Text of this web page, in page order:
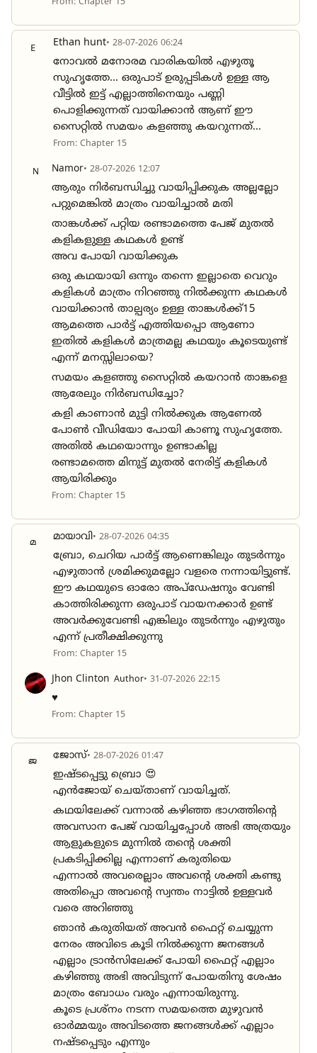
E Ethan hunt• 28-07-2026 06:24
നോവൽ മനോരമ വാരികയിൽ എഴുതൂ
സുഹൃത്തേ... ഒരുപാട് ഉരുപ്പടികൾ ഉള്ള ആ
വീട്ടിൽ ഇട്ട് എല്ലാത്തിനെയും പണ്ണി
പൊളിക്കുന്നത് വായിക്കാൻ ആണ് ഈ
സൈറ്റിൽ സമയം കളഞ്ഞു കയറുന്നത്...
From: Chapter 15
N Namor• 28-07-2026 12:07
ആരും നിർബന്ധിച്ചു വായിപ്പിക്കുക അല്ലല്ലോ
പറ്റുമെങ്കിൽ മാത്രം വായിച്ചാൽ മതി
താങ്കൾക്ക് പറ്റിയ രണ്ടാമത്തെ പേജ് മുതൽ
കളികളുള്ള കഥകൾ ഉണ്ട്
അവ പോയി വായിക്കുക
ഒരു കഥയായി ഒന്നും തന്നെ ഇല്ലാതെ വെറും
കളികൾ മാത്രം നിറഞ്ഞു നിൽക്കുന്ന കഥകൾ
വായിക്കാൻ താല്പര്യം ഉള്ള താങ്കൾക്ക്15
ആമത്തെ പാർട്ട്‌ എത്തിയപ്പൊ ആണോ
ഇതിൽ കളികൾ മാത്രമല്ല കഥയും കൂടെയുണ്ട്
എന്ന് മനസ്സിലായെ?
സമയം കളഞ്ഞു സൈറ്റിൽ കയറാൻ താങ്കളെ
ആരേലും നിർബന്ധിച്ചോ?
കളി കാണാൻ മുട്ടി നിൽക്കുക ആണേൽ
പോൺ വീഡിയോ പോയി കാണൂ സുഹൃത്തേ.
അതിൽ കഥയൊന്നും ഉണ്ടാകില്ല
രണ്ടാമത്തെ മിനുട്ട് മുതൽ നേരിട്ട് കളികൾ
ആയിരിക്കും
From: Chapter 15
മ മായാവി• 28-07-2026 04:35
ബ്രോ, ചെറിയ പാർട്ട് ആണെങ്കിലും തുടർന്നും
എഴുതാൻ ശ്രമിക്കുമല്ലോ വളരെ നന്നായിട്ടുണ്ട്.
ഈ കഥയുടെ ഓരോ അപ്ഡേഷനും വേണ്ടി
കാത്തിരിക്കുന്ന ഒരുപാട് വായനക്കാർ ഉണ്ട്
അവർക്കുവേണ്ടി എങ്കിലും തുടർന്നും എഴുതും
എന്ന് പ്രതീക്ഷിക്കുന്നു
From: Chapter 15
Jhon Clinton Author• 31-07-2026 22:15
♥️
From: Chapter 15
ജ ജോസ്• 28-07-2026 01:47
ഇഷ്ടപ്പെട്ടു ബ്രൊ 😍
എൻജോയ് ചെയ്താണ് വായിച്ചത്.
കഥയിലേക്ക് വന്നാൽ കഴിഞ്ഞ ഭാഗത്തിന്റെ
അവസാന പേജ് വായിച്ചപ്പോൾ അഭി അത്രയും
ആളുകളുടെ മുന്നിൽ തന്റെ ശക്തി
പ്രകടിപ്പിക്കില്ല എന്നാണ് കരുതിയെ
എന്നാൽ അവരെല്ലാം അവന്റെ ശക്തി കണ്ടു
അതിപ്പൊ അവന്റെ സ്വന്തം നാട്ടിൽ ഉള്ളവർ
വരെ അറിഞ്ഞു
ഞാൻ കരുതിയത് അവൻ ഫൈറ്റ് ചെയ്യുന്ന
നേരം അവിടെ കൂടി നിൽക്കുന്ന ജനങ്ങൾ
എല്ലാം ട്രാൻസിലേക്ക് പോയി ഫൈറ്റ് എല്ലാം
കഴിഞ്ഞു അഭി അവിടുന്ന് പോയതിനു ശേഷം
മാത്രം ബോധം വരും എന്നായിരുന്നു.
കൂടെ പ്രശ്നം നടന്ന സമയത്തെ മുഴുവൻ
ഓർമ്മയും അവിടത്തെ ജനങ്ങൾക്ക് എല്ലാം
നഷ്ടപ്പെടും എന്നും